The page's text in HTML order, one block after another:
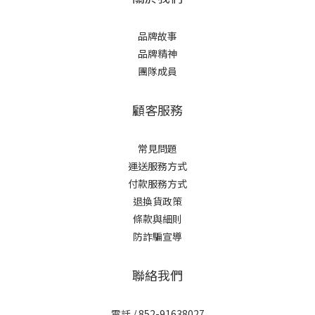
品牌故事
品牌精神
團隊成員
顧客服務
常見問題
運送服務方式
付款服務方式
退換貨政策
條款與細則
防詐騙宣導
聯絡我們